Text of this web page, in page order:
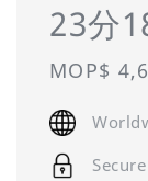
23分
Sale
MOP$